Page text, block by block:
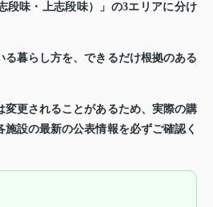
段味・上志段味）」の3エリアに分け
る暮らし方を、できるだけ根拠のある
変更されることがあるため、実際の購
設の最新の公表情報を必ずご確認く